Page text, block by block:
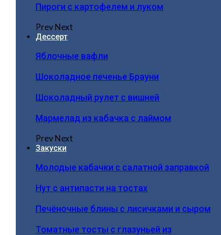
Пироги c картофелем и луком
PrevNext
Дессерт
Яблочные вафли
Шоколадное печенье Брауни
Шоколадный рулет с вишней
Мармелад из кабачка с лаймом
PrevNext
Закуски
Молодые кабачки с салатной заправкой
Нут с антипасти на тостах
Печёночные блины с лисичками и сыром
Томатные тосты с глазуньей из